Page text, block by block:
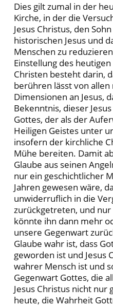
Dies gilt zumal in der
Kirche, in der die
Jesus Christus, den
historischen Jesus und
Menschen zu
Einstellung des
Christen besteht darin,
berühren lässt von allen
Dimensionen an Jesus,
Bekenntnis, dieser
Gottes, der als der
Heiligen Geistes unter
insofern der kirchliche
Mühe bereiten. Damit
Glaube aus seinen
nur ein geschichtlicher
Jahren gewesen wäre,
unwiderruflich in die
zurückgetreten, und
könnte ihn dann mehr
unsere Gegenwart
Glaube wahr ist, dass
geworden ist und Jesus
wahrer Mensch ist und
Gegenwart Gottes, die
Jesus Christus nicht nur
heute, die Wahrheit